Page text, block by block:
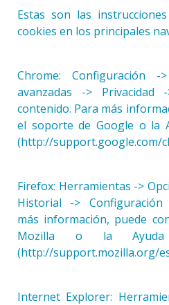
Estas son las
cookies en los principales
Chrome: Configuración -
avanzadas -> Privacidad
contenido. Para más
el soporte de Google o la
(http://support.google.com/
Firefox: Herramientas ->
Historial -> Configuración
más información, puede
Mozilla o la Ayuda
(http://support.mozilla.org/
Internet Explorer: